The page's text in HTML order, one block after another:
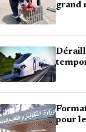
grand
pour